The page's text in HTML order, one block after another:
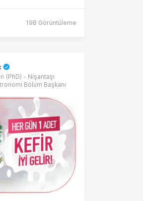
19B Görüntüleme
(PhD) - Nişantaşı
Bölüm Başkanı